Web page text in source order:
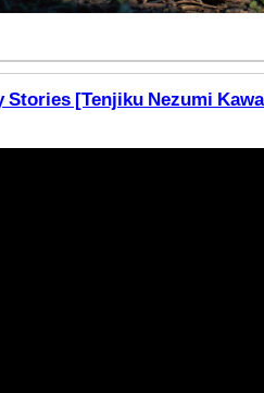
Stories [Tenjiku Nezumi